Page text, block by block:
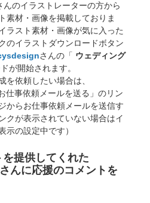
のイラストレーターの方から
素材・画像を掲載しておりま
ラスト素材・画像が気に入った
のイラストダウンロードボタン
さんの「 ウェディング
が開始されます。
を依頼したい場合は、
仕事依頼メールを送る」のリン
からお仕事依頼メールを送信す
クが表示されていない場合はイ
示の設定中です）
提供してくれた
んに応援のコメントを